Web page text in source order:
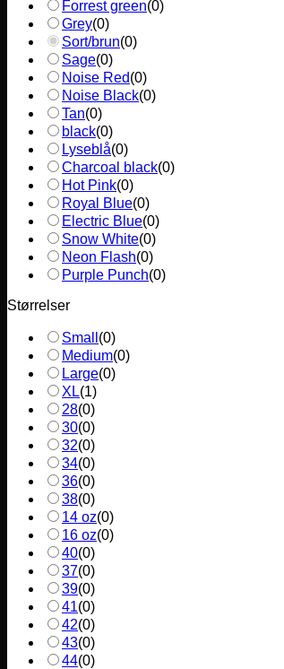
Forrest green(0)
Grey(0)
Sort/brun(0)
Sage(0)
Noise Red(0)
Noise Black(0)
Tan(0)
black(0)
Lyseblå(0)
Charcoal black(0)
Hot Pink(0)
Royal Blue(0)
Electric Blue(0)
Snow White(0)
Neon Flash(0)
Purple Punch(0)
Størrelser
Small (0)
Medium(0)
Large(0)
XL(1)
28(0)
30(0)
32(0)
34(0)
36(0)
38(0)
14 oz(0)
16 oz(0)
40(0)
37(0)
39(0)
41(0)
42(0)
43(0)
44(0)